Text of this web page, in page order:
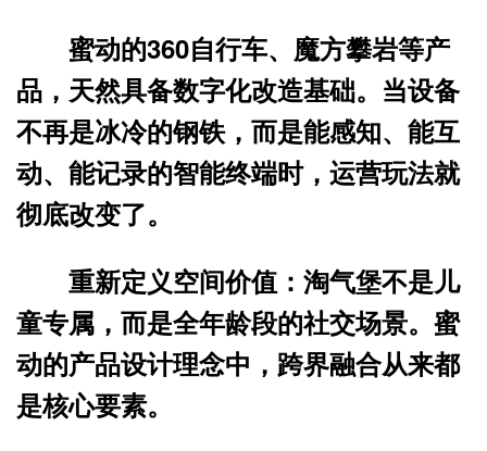
蜜动的360自行车、魔方攀岩等产
品，天然具备数字化改造基础。当设备
不再是冰冷的钢铁，而是能感知、能互
动、能记录的智能终端时，运营玩法就
彻底改变了。
重新定义空间价值 ：淘气堡不是儿
童专属，而是全年龄段的社交场景。蜜
动的产品设计理念中， 跨界融合从来都
是核心要素。